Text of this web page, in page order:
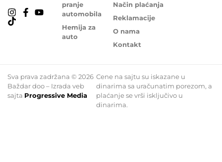
pranje
automobila
Hemija za
auto
Način plaćanja
Reklamacije
O nama
Kontakt
Sva prava zadržana © 2026
Baždar doo – Izrada veb
sajta Progressive Media
Cene na sajtu su iskazane u
dinarima sa uračunatim porezom, a
plaćanje se vrši isključivo u
dinarima.